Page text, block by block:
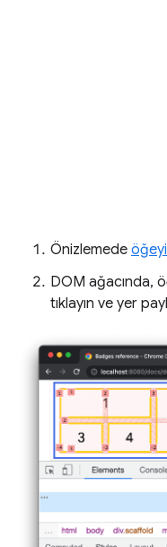
Önizlemede
DOM ağacında,
tıklayın ve yer